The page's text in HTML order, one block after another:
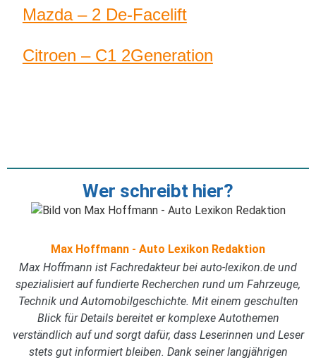
Mazda – 2 De-Facelift
Citroen – C1 2Generation
Wer schreibt hier?
Max Hoffmann - Auto Lexikon Redaktion
Max Hoffmann ist Fachredakteur bei auto-lexikon.de und
spezialisiert auf fundierte Recherchen rund um Fahrzeuge,
Technik und Automobilgeschichte. Mit einem geschulten
Blick für Details bereitet er komplexe Autothemen
verständlich auf und sorgt dafür, dass Leserinnen und Leser
stets gut informiert bleiben. Dank seiner langjährigen